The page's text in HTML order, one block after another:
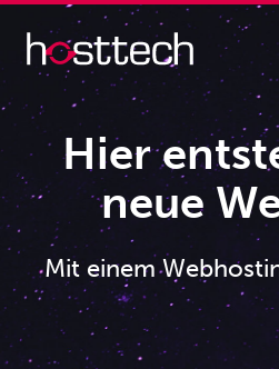
Hier
neue
Mit einem